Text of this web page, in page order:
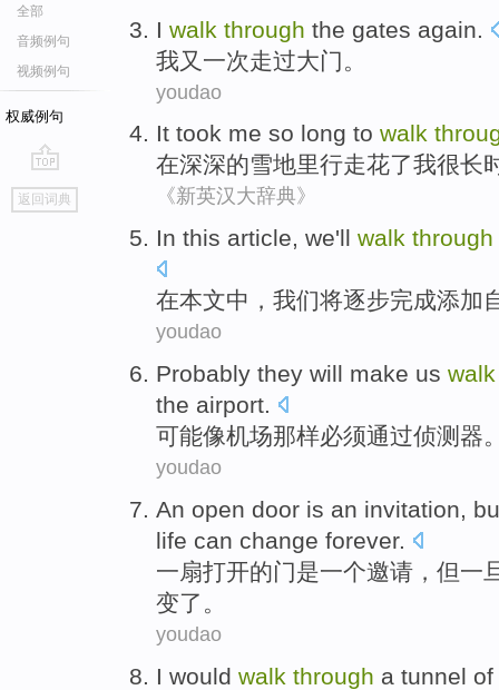
全部
音频例句
视频例句
权威例句
go
top
返回词典
I walk through the gates again
我又一次走过大门 。
youdao
It took me so long to walk
在深深的雪地里行走花了我很长
《新英汉大辞典》
In this article, we'll walk through
在本文中， 我们将逐步完成添加
youdao
Probably they will make us
the airport.
可能像机场那样必须通过侦测器
youdao
An open door is an invitation,
life can change forever.
一扇打开的门是一个邀请 ， 但一
变了。
youdao
I would walk through a tunnel of